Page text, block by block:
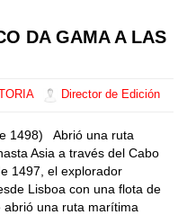
DA GAMA A LAS
Director de Edición
1498) Abrió una ruta
Asia a través del Cabo
1497, el explorador
Lisboa con una flota de
una ruta marítima